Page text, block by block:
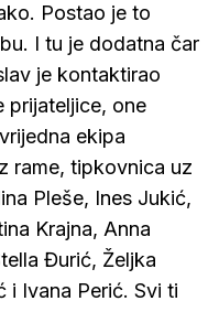
Postao je to
I tu je dodatna čar
je kontaktirao
prijateljice, one
ekipa
rame, tipkovnica uz
Pleše, Ines Jukić,
Krajna, Anna
Đurić, Željka
i Ivana Perić. Svi ti